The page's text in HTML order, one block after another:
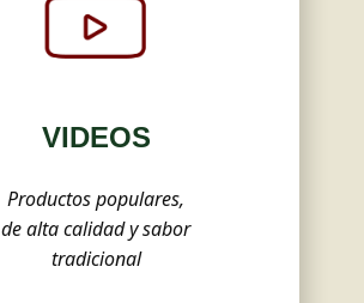
VIDEOS
Productos populares,
de alta calidad y sabor
tradicional